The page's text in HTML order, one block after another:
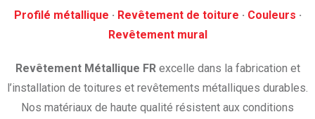
Profilé métallique · ‎ Revêtement de toiture · ‎ Couleurs ·
‎Revêtement mural
Revêtement Métallique FRexcelle dans la fabrication et
l’installation de toitures et revêtements métalliques durables.
Nos matériaux de haute qualité résistent aux conditions